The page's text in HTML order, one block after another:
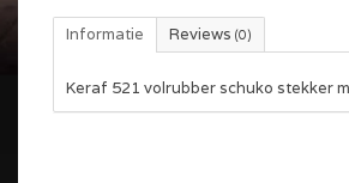
Informatie Reviews (0)
Keraf 521 volrubber schuko stekker